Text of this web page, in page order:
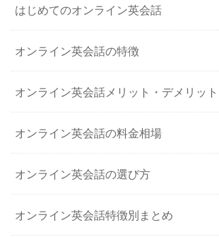
はじめてのオンライン英会話
オンライン英会話の特徴
オンライン英会話メリット・デメリット
オンライン英会話の料金相場
オンライン英会話の選び方
オンライン英会話特徴別まとめ